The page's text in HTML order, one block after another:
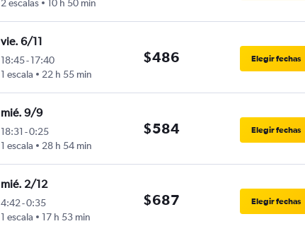
2 escalas
10 h 50 min
vie. 6/11
18:45-17:40
1 escala
22 h 55 min
$486 Elegir fechas
mié. 9/9
18:31 -0:25
1 escala
28 h 54 min
$584 Elegir fechas
mié. 2/12
4:42-0:35
1 escala
17 h 53 min
$687 Elegir fechas